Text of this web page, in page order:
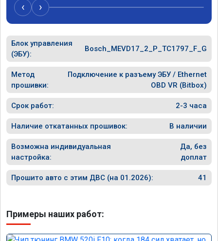
‹ ›
Блок управления
(ЭБУ):
Bosch_MEVD17_2_P_TC1797_F_G
Метод
прошивки:
Подключение к разъему ЭБУ / Ethernet
OBD VR (Bitbox)
Срок работ: 2-3 часа
Наличие откатанных прошивок: В наличии
Возможна индивидуальная
настройка:
Да, без
доплат
Прошито авто с этим ДВС (на 01.2026): 41
Примеры наших работ: